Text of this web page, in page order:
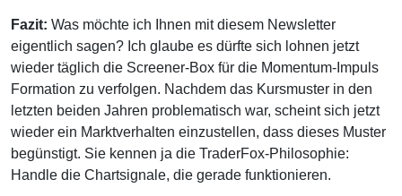
Fazit: Was möchte ich Ihnen mit diesem Newsletter
eigentlich sagen? Ich glaube es dürfte sich lohnen jetzt
wieder täglich die Screener-Box für die Momentum-Impuls
Formation zu verfolgen. Nachdem das Kursmuster in den
letzten beiden Jahren problematisch war, scheint sich jetzt
wieder ein Marktverhalten einzustellen, dass dieses Muster
begünstigt. Sie kennen ja die TraderFox-Philosophie:
Handle die Chartsignale, die gerade funktionieren.